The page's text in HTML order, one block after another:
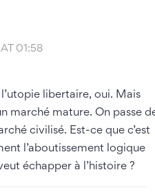
01:58
libertaire, oui. Mais
marché mature. On passe
civilisé. Est-ce que c’est
l’aboutissement logique
échapper à l’histoire ?